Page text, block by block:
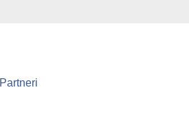
Partneri